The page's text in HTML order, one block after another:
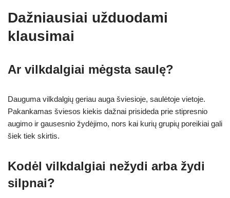
Dažniausiai užduodami
klausimai
Ar vilkdalgiai mėgsta saulę?
Dauguma vilkdalgių geriau auga šviesioje, saulėtoje vietoje.
Pakankamas šviesos kiekis dažnai prisideda prie stipresnio
augimo ir gausesnio žydėjimo, nors kai kurių grupių poreikiai gali
šiek tiek skirtis.
Kodėl vilkdalgiai nežydi arba žydi
silpnai?